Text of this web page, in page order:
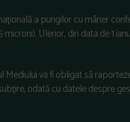
a pungilor cu mâner
Ulerior, din data de 1
va fi obligat să
odată cu datele despre